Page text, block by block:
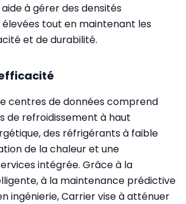
à gérer des densités
tout en maintenant les
et de durabilité.
centres de données comprend
de refroidissement à haut
des réfrigérants à faible
de la chaleur et une
intégrée. Grâce à la
à la maintenance prédictive
ingénierie, Carrier vise à atténuer